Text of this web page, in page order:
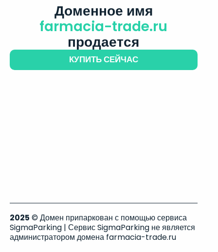
Доменное имя
farmacia-trade.ru
продается
КУПИТЬ СЕЙЧАС
2025 © Домен припаркован с помощью сервиса
SigmaParking | Сервис SigmaParking не является
администратором домена farmacia-trade.ru